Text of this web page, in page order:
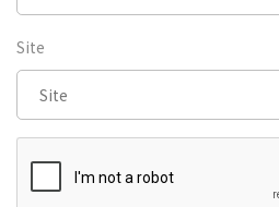
Site